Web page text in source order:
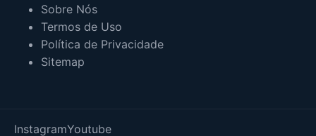
Sobre Nós
Termos de Uso
Política de Privacidade
Sitemap
InstagramYoutube